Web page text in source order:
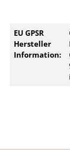
EU GPSR
Hersteller
Information: